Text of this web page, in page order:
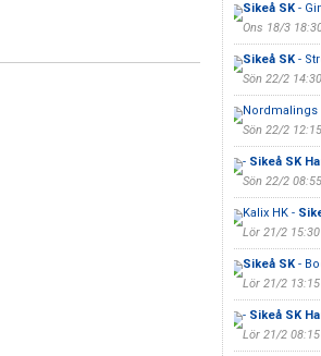
Sikeå SK-
Ons 18/3
Sikeå SK-
Sön 22/2 14:30
Nordmalings
Sön 22/2 12:15
- Sikeå SK
Sön 22/2 08:55
Kalix HK -
Lör 21/2 15:30
Sikeå SK-
Lör 21/2 13:15
- Sikeå SK
Lör 21/2 08:15